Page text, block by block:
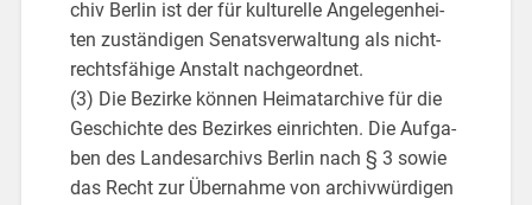
chiv Ber­lin ist der für kul­tu­rel­le An­ge­le­gen­hei­
ten zu­stän­di­gen Se­nats­ver­wal­tung als nicht­
rechts­fä­hi­ge An­stalt nach­ge­ord­net.
(3) Die Be­zir­ke kön­nen Hei­ma­t­ar­chi­ve für die
Ge­schich­te des Be­zir­kes ein­rich­ten. Die Auf­ga­
ben des Lan­des­ar­chivs Ber­lin nach § 3 sowie
das Recht zur Über­nah­me von ar­chiv­wür­di­gen